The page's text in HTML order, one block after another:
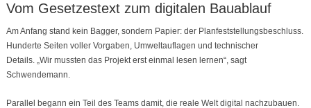
Vom Gesetzestext zum digitalen Bauablauf
Am Anfang stand kein Bagger, sondern Papier: der Planfeststellungsbeschluss.
Hunderte Seiten voller Vorgaben, Umweltauflagen und technischer
Details. „Wir mussten das Projekt erst einmal lesen lernen“, sagt
Schwendemann.
Parallel begann ein Teil des Teams damit, die reale Welt digital nachzubauen.